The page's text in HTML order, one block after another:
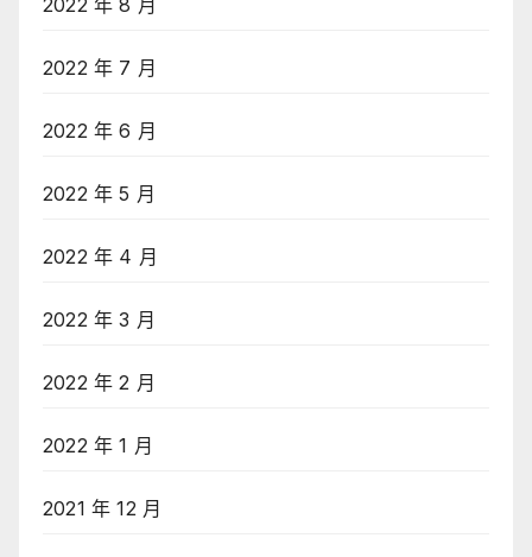
2022 年 7 月
2022 年 6 月
2022 年 5 月
2022 年 4 月
2022 年 3 月
2022 年 2 月
2022 年 1 月
2021 年 12 月